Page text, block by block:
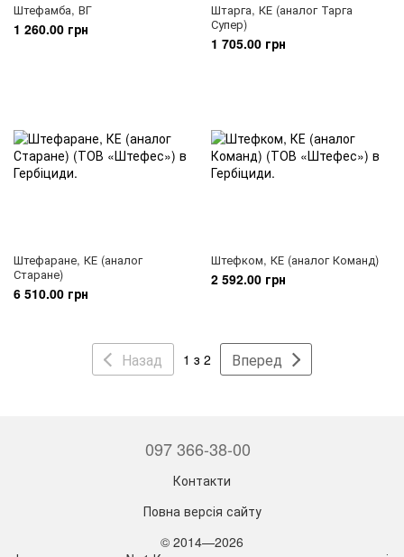
Штефамба, ВГ
1 260.00 грн
Штарга, КЕ (аналог Тарга
Супер)
1 705.00 грн
Штефаране, КЕ (аналог
Старане)
6 510.00 грн
Штефком, КЕ (аналог Команд)
2 592.00 грн
Назад 1 з 2 Вперед
097 366-38-00
Контакти
Повна версія сайту
© 2014—2026